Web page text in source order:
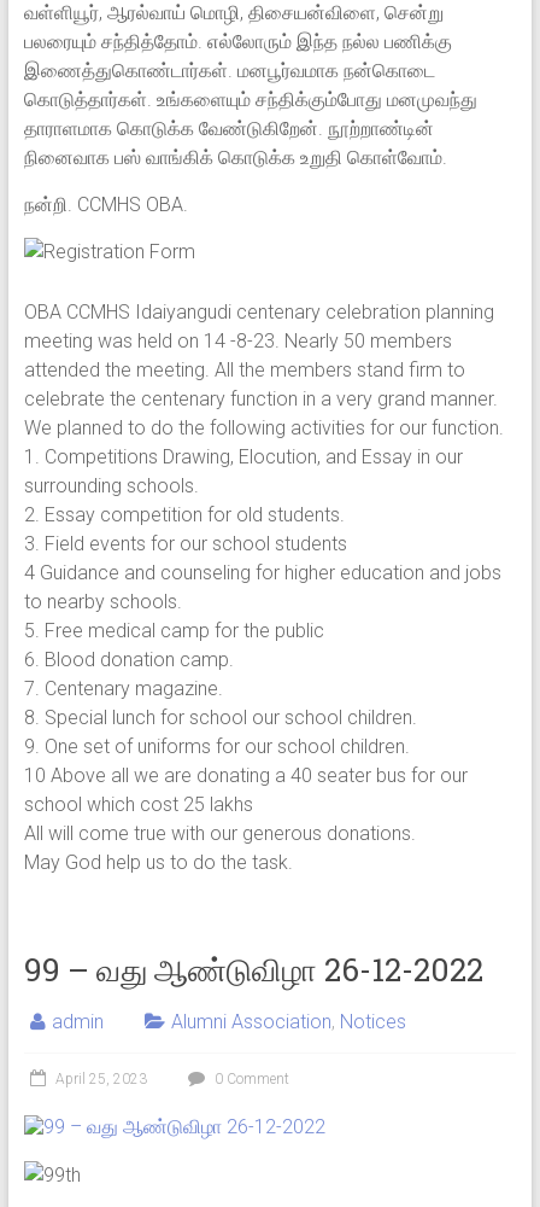
வள்ளியூர், ஆரல்வாய் மொழி, திசையன்விளை, சென்று
பலரையும் சந்தித்தோம். எல்லோரும் இந்த நல்ல பணிக்கு
இணைத்துகொண்டார்கள். மனபூர்வமாக நன்கொடை
கொடுத்தார்கள். உங்களையும் சந்திக்கும்போது மனமுவந்து
தாராளமாக கொடுக்க வேண்டுகிறேன். நூற்றாண்டின்
நினைவாக பஸ் வாங்கிக் கொடுக்க உறுதி கொள்வோம்.
நன்றி. CCMHS OBA.
OBA CCMHS Idaiyangudi centenary celebration planning
meeting was held on 14 -8-23. Nearly 50 members
attended the meeting. All the members stand firm to
celebrate the centenary function in a very grand manner.
We planned to do the following activities for our function.
1. Competitions Drawing, Elocution, and Essay in our
surrounding schools.
2. Essay competition for old students.
3. Field events for our school students
4 Guidance and counseling for higher education and jobs
to nearby schools.
5. Free medical camp for the public
6. Blood donation camp.
7. Centenary magazine.
8. Special lunch for school our school children.
9. One set of uniforms for our school children.
10 Above all we are donating a 40 seater bus for our
school which cost 25 lakhs
All will come true with our generous donations.
May God help us to do the task.
99 – வது ஆண்டுவிழா 26-12-2022
admin Alumni Association, Notices
April 25, 2023 0 Comment